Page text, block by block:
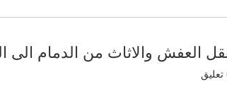
العفش والاثاث من الدمام الى
تعليق